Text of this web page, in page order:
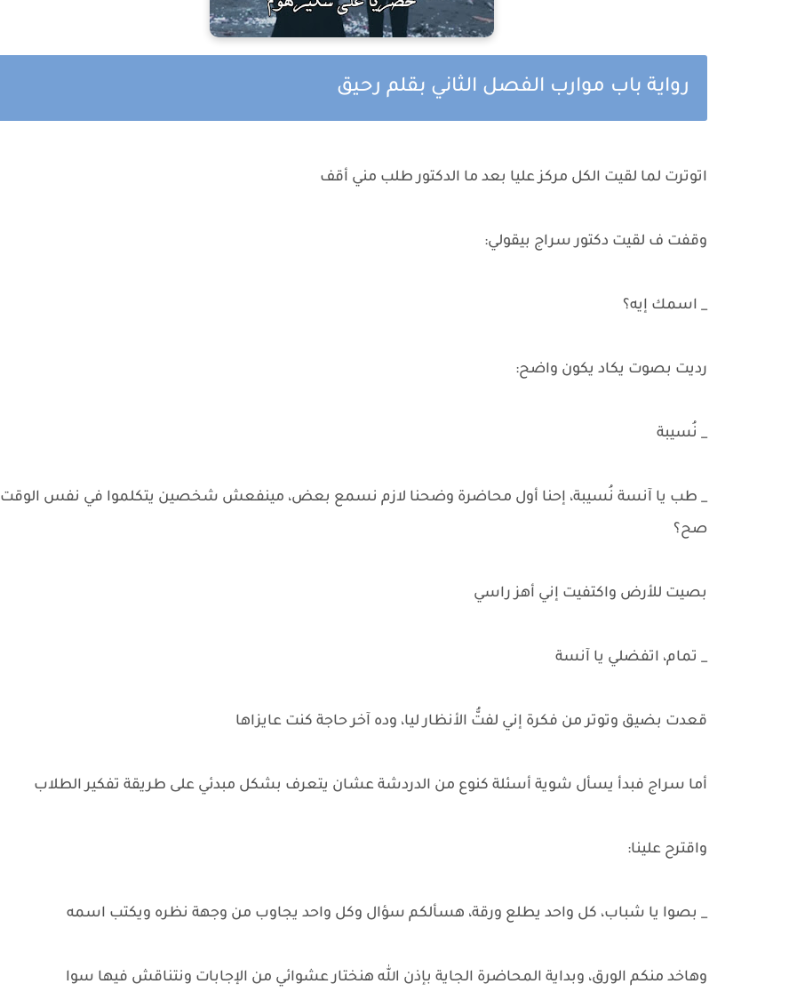
رواية باب موارب الفصل الثاني بقلم رحيق
اتوترت لما لقيت الكل مركز عليا بعد ما الدكتور طلب مني أقف
وقفت ف لقيت دكتور سراج بيقولي:
_ اسمك إيه؟
رديت بصوت يكاد يكون واضح:
_ نُسيبة
_ طب يا آنسة نُسيبة، إحنا أول محاضرة وضحنا لازم نسمع بعض، مينفعش شخصين يتكلموا في نفس الوقت
صح؟
بصيت للأرض واكتفيت إني أهز راسي
_ تمام، اتفضلي يا آنسة
قعدت بضيق وتوتر من فكرة إني لفتُّ الأنظار ليا، وده آخر حاجة كنت عايزاها
أما سراج فبدأ يسأل شوية أسئلة كنوع من الدردشة عشان يتعرف بشكل مبدئي على طريقة تفكير الطلاب
واقترح علينا:
_ بصوا يا شباب، كل واحد يطلع ورقة، هسألكم سؤال وكل واحد يجاوب من وجهة نظره ويكتب اسمه
وهاخد منكم الورق، وبداية المحاضرة الجاية بإذن الله هنختار عشوائي من الإجابات ونتناقش فيها سوا